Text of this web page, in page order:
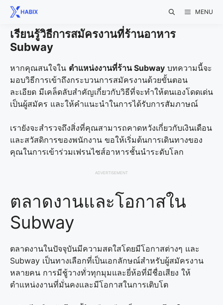
Skip
content
MENU
เรียนรู้วิธีการสมัครงานที่ร้านอาหาร
Subway
หากคุณสนใจใน ตำแหน่งงานที่ร้าน Subway บทความนี้จะ
มอบวิธีการเข้าถึงกระบวนการสมัครงานด้วยขั้นตอน
ละเอียด มีเคล็ดลับสำคัญเกี่ยวกับวิธีที่จะทำให้ตนเองโดดเด่น
เป็นผู้สมัคร และให้คำแนะนำในการได้รับการสัมภาษณ์
เรายังจะสำรวจถึงสิ่งที่คุณสามารถคาดหวังเกี่ยวกับเงินเดือน
และสวัสดิการของพนักงาน ขอให้เริ่มต้นการเดินทางของ
คุณในการเข้าร่วมเฟรนไชส์อาหารชั้นนำระดับโลก
ADVERTISEMENT
ตลาดงานและโอกาสใน
Subway
ตลาดงานในปัจจุบันมีความสดใสโดยมีโอกาสต่างๆ และ
Subway เป็นทางเลือกที่เป็นเอกลักษณ์สำหรับผู้สมัครงาน
หลายคน การมีชู้วางทั่วทุกมุมและยี่ห้อที่มีชื่อเสียง ให้
ตำแหน่งงานที่มั่นคงและมีโอกาสในการเติบโต